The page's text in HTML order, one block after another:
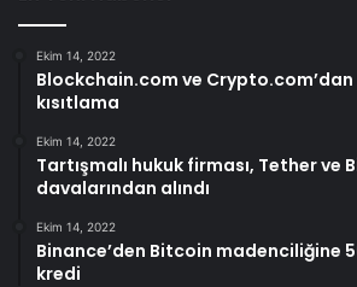
Ekim 14, 2022
Blockchain.com ve Crypto.com’dan
kısıtlama
Ekim 14, 2022
Tartışmalı hukuk firması, Tether ve
davalarından alındı
Ekim 14, 2022
Binance’den Bitcoin madenciliğine
kredi